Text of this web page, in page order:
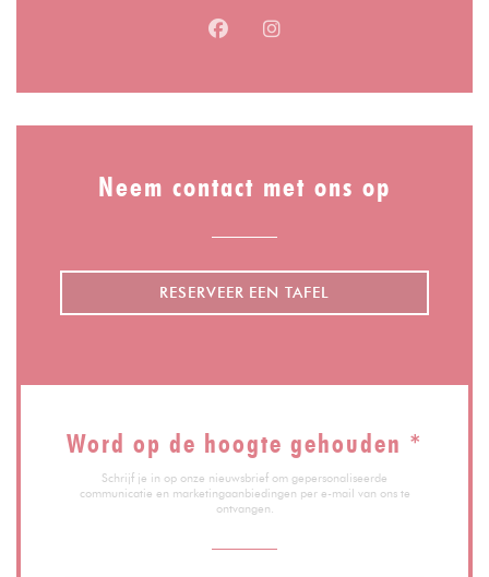
Facebook ((opent in een nieuw
Instagram ((opent in een
Neem contact met ons op
RESERVEER EEN TAFEL
Word op de hoogte gehouden *
Schrijf je in op onze nieuwsbrief om gepersonaliseerde
communicatie en marketingaanbiedingen per e-mail van ons te
ontvangen.